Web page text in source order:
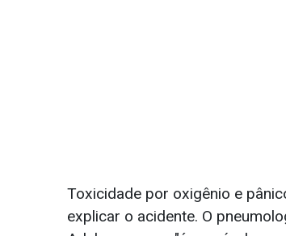
Toxicidade por oxigênio e
explicar o acidente. O